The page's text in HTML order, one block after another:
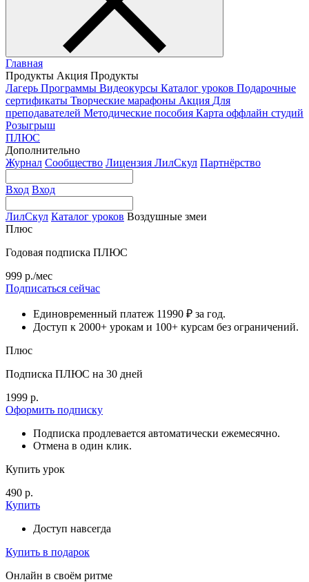
Главная
Продукты Акция Продукты
Лагерь Программы Видеокурсы Каталог уроков Подарочные
сертификаты Творческие марафоны Акция Для
преподавателей Методические пособия Карта оффлайн студий
Розыгрыш
ПЛЮС
Дополнительно
Журнал Сообщество Лицензия ЛилСкул Партнёрство
Вход Вход
ЛилСкул Каталог уроков Воздушные змеи
Плюс
Годовая подписка ПЛЮС
999 р./мес
Подписаться сейчас
Единовременный платеж 11990 ₽ за год.
Доступ к 2000+ урокам и 100+ курсам без ограничений.
Плюс
Подписка ПЛЮС на 30 дней
1999 р.
Оформить подписку
Подписка продлевается автоматически ежемесячно.
Отмена в один клик.
Купить урок
490 р.
Купить
Доступ навсегда
Купить в подарок
Онлайн в своём ритме